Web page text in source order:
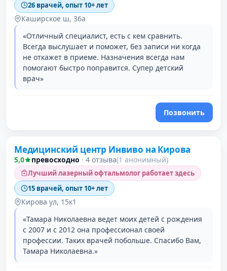
26 врачей, опыт 10+ лет
Каширское ш, 36а
«Отличный специалист, есть с кем сравнить.
Всегда выслушает и поможет, без записи ни когда
не откажет в приеме. Назначения всегда нам
помогают быстро поправится. Супер детский
врач»
Позвонить
Медицинский центр Инвиво на Кирова
5,0 превосходно · 4 отзыва(1 анонимный)
Лучший лазерный офтальмолог работает здесь
15 врачей, опыт 10+ лет
Кирова ул, 15к1
«Тамара Николаевна ведет моих детей с рождения
с 2007 и с 2012 она профессионал своей
профессии. Таких врачей побольше. Спасибо Вам,
Тамара Николаевна.»